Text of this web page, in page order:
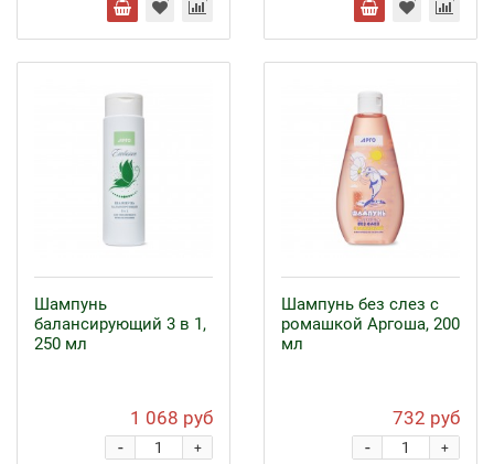
Шампунь
балансирующий 3 в 1,
250 мл
1 068 руб
+
-
Шампунь без слез с
ромашкой Аргоша, 200
мл
732 руб
+
-